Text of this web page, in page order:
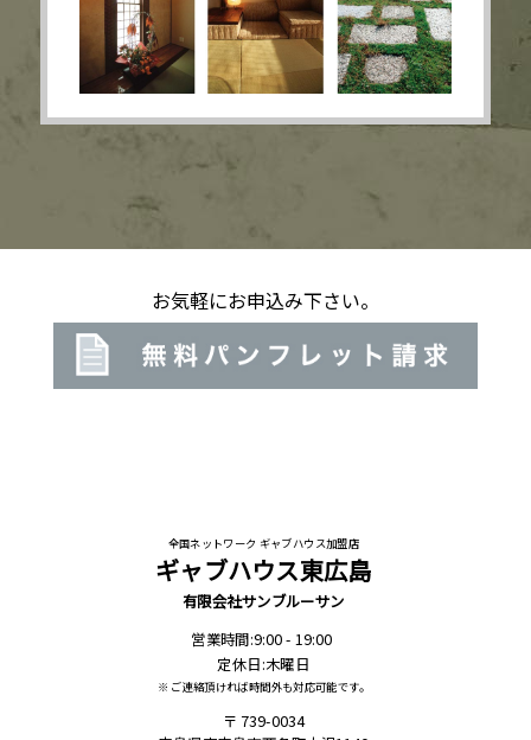
お気軽にお申込み下さい。
全国ネットワーク ギャブハウス加盟店
ギャブハウス東広島
有限会社サンブルーサン
営業時間:9:00 - 19:00
定休日:木曜日
※ ご連絡頂ければ時間外も対応可能です。
739-0034